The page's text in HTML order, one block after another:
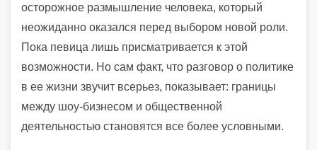
осторожное размышление человека, который
неожиданно оказался перед выбором новой роли.
Пока певица лишь присматривается к этой
возможности. Но сам факт, что разговор о политике
в ее жизни звучит всерьез, показывает: границы
между шоу-бизнесом и общественной
деятельностью становятся все более условными.